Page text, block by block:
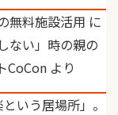
無料施設活用 に
ない」時の親の
CoCon より
いう居場所」。